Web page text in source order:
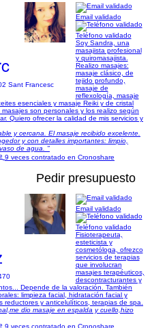
Sant Francesc
Email validado
Teléfono validado
Soy Sandra, una
masajista profesional
y quiromasajista.
Realizo masajes:
masaje clásico, de
tejido profundo,
masaje de
reflexología, masaje
esenciales y masaje Reiki y de cristal
son personales y los realizo según
Quiero ofrecer la calidad de mis servicios y
y cercana. El masaje recibido excelente.
y con detalles importantes: limpio,
de agua. "
9 veces contratado en Cronoshare
Pedir presupuesto
Email validado
Teléfono validado
Fisioterapeuta,
esteticista y
cosmetóloga, ofrezco
servicios de terapias
que involucran
masajes terapéuticos,
descontracturantes y
Depende de la valoración. También
limpieza facial, hidratación facial y
reductores y anticelulíticos, terapias de spa.
dio masaje en espalda y cuello,hizo
9 veces contratado en Cronoshare